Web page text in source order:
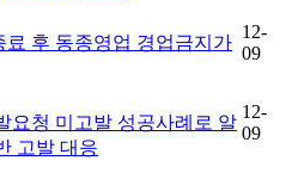
료 후 동종영업 경업금지가
12-
09
요청 미고발 성공사례로 알
고발 대응
12-
09